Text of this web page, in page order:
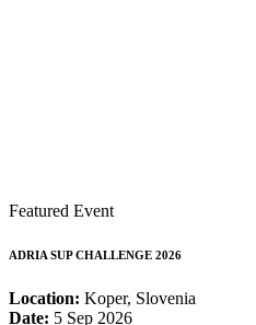
Featured Event
ADRIA SUP CHALLENGE 2026
Location: Koper, Slovenia
Date: 5 Sep 2026